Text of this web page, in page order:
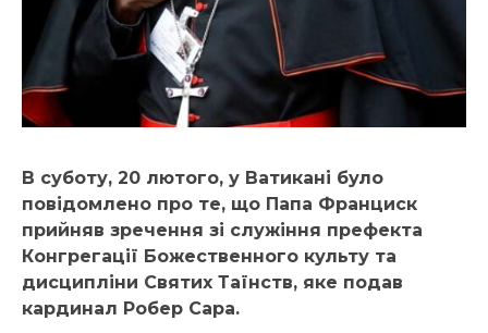
В суботу, 20 лютого, у Ватикані було
повідомлено про те, що Папа Франциск
прийняв зречення зі служіння префекта
Конгрегації Божественного культу та
дисципліни Святих Таїнств, яке подав
кардинал Робер Сара.